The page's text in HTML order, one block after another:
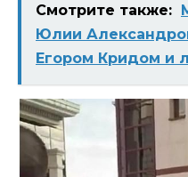
Смотрите также:
Юлии
Егором Кридом и